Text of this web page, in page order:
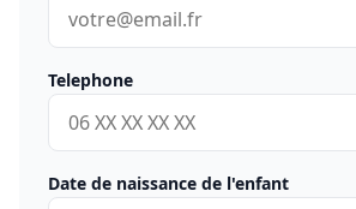
Telephone
Date de naissance de l'enfant